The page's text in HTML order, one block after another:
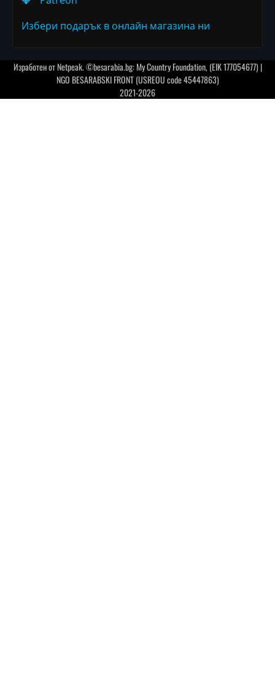
Избери подарък в онлайн магазина ни
Изработен отNetpeak. ©besarabia.bg: My Country Foundation, (EIK 177054677) |
NGO BESARABSKI FRONT (USREOU code 45447863)
2021-2026